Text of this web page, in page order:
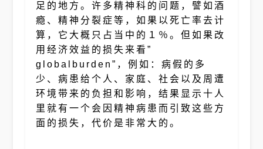
足的地方。许多精神科的问题，譬如酒
瘾、精神分裂症等，如果以死亡率去计
算，它大概只占当中的１％。但如果改
用经济效益的损失来看”
globalburden”，例如：病假的多
少、病患给个人、家庭、社会以及周遭
环境带来的负担和影响，结果显示十人
里就有一个会因精神病患而引致这些方
面的损失，代价是非常大的。